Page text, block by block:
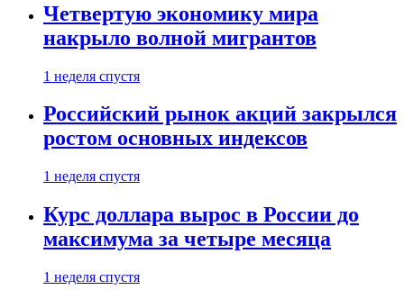
Четвертую экономику мира
накрыло волной мигрантов
1 неделя спустя
Российский рынок акций закрылся
ростом основных индексов
1 неделя спустя
Курс доллара вырос в России до
максимума за четыре месяца
1 неделя спустя